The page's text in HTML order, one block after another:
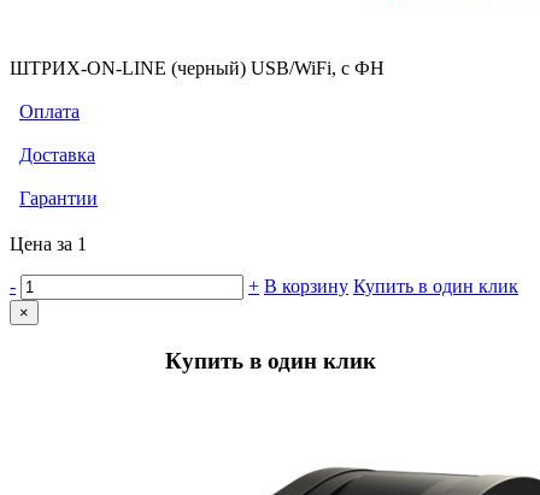
ШТРИХ-ON-LINE (черный) USB/WiFi, с ФН
Оплата
Доставка
Гарантии
Цена за 1
- + В корзину Купить в один клик
×
Купить в один клик